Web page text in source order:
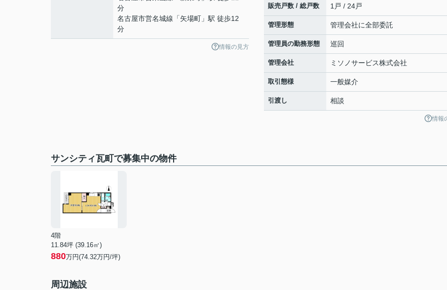
分
名古屋市営名城線 「矢場町 」駅 徒歩12
分
情報の見方
販売戸数 / 総戸数 1戸 / 24戸
管理形態 管理会社に全部委託
管理員の勤務形態 巡回
管理会社 ミソノサービス株式会社
取引態様 一般媒介
引渡し 相談
情報
サンシティ瓦町で募集中の物件
4階
11.84坪 (39.16㎡)
880万円(74.32万円/坪)
周辺施設